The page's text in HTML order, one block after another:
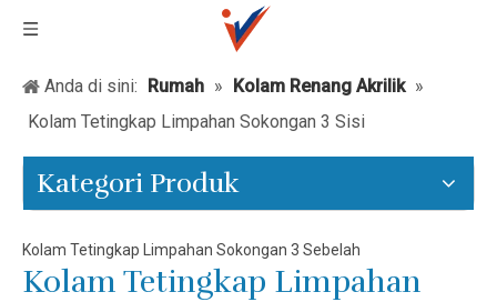
Anda di sini: Rumah » Kolam Renang Akrilik »
Kolam Tetingkap Limpahan Sokongan 3 Sisi
Kategori Produk
Kolam Tetingkap Limpahan Sokongan 3 Sebelah
Kolam Tetingkap Limpahan